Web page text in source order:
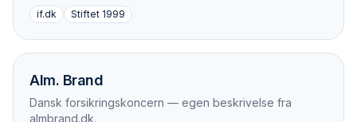
if.dk Stiftet 1999
Alm. Brand
Dansk forsikringskoncern — egen beskrivelse fra
almbrand.dk.